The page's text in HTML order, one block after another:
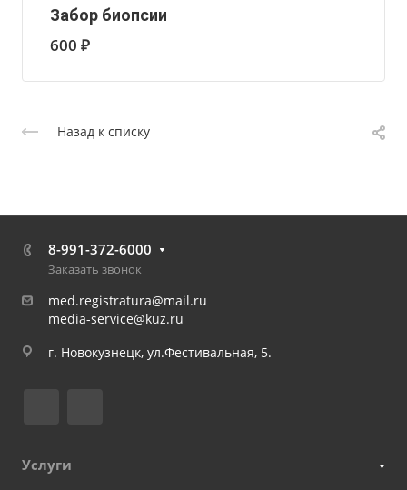
Забор биопсии
600 ₽
Назад к списку
8-991-372-6000
Заказать звонок
med.registratura@mail.ru
media-service@kuz.ru
г. Новокузнецк, ул.Фестивальная, 5.
Услуги